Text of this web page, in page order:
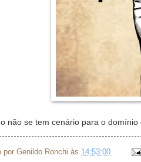
não se tem cenário para o domínio
por Genildo Ronchi às 14:53:00